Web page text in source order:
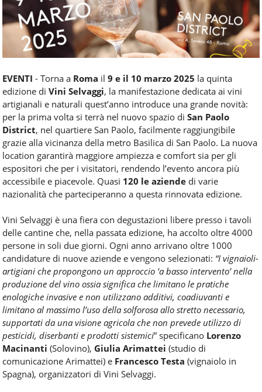
Horeca.
EVENTI - Torna a Roma il 9 e il 10 marzo 2025 la quinta
edizione di Vini Selvaggi, la manifestazione dedicata ai vini
artigianali e naturali quest’anno introduce una grande novità:
per la prima volta si terrà nel nuovo spazio di San Paolo
District, nel quartiere San Paolo, facilmente raggiungibile
grazie alla vicinanza della metro Basilica di San Paolo. La nuova
location garantirà maggiore ampiezza e comfort sia per gli
espositori che per i visitatori, rendendo l’evento ancora più
accessibile e piacevole. Quasi 120 le aziende di varie
nazionalità che parteciperanno a questa rinnovata edizione.
Vini Selvaggi è una fiera con degustazioni libere presso i tavoli
delle cantine che, nella passata edizione, ha accolto oltre 4000
persone in soli due giorni. Ogni anno arrivano oltre 1000
candidature di nuove aziende e vengono selezionati: “I vignaioli-
artigiani che propongono un approccio ‘a basso intervento’ nella
produzione del vino ossia significa che limitano le pratiche
enologiche invasive e non utilizzano additivi, coadiuvanti e
limitano al massimo l’uso della solforosa allo stretto necessario,
supportati da una visione agricola che non prevede utilizzo di
pesticidi, diserbanti e prodotti sistemici” specificano Lorenzo
Macinanti (Solovino), Giulia Arimattei (studio di
comunicazione Arimattei) e Francesco Testa (vignaiolo in
Spagna), organizzatori di Vini Selvaggi.